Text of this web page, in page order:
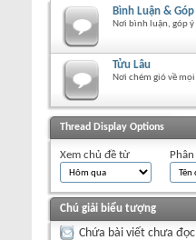
Bình Luận & Góp
Nơi bình luận, góp ý
Tửu Lâu
Nơi chém gió về
+Viết chủ đề mới
Thread Display Options
Xem chủ đề từ
Chú giải biểu tượng
Chứa bài viết chưa đọc